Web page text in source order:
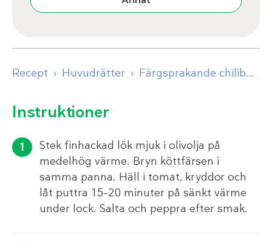
Recept Huvudrätter Färgsprakande chilibowl
Instruktioner
Stek finhackad lök mjuk i olivolja på
medelhög värme. Bryn köttfärsen i
samma panna. Häll i tomat, kryddor och
låt puttra 15–20 minuter på sänkt värme
under lock. Salta och peppra efter smak.